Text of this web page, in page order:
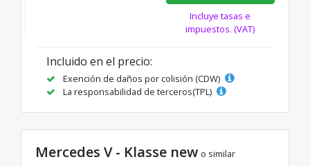
Incluye tasas e
impuestos. (VAT)
Incluido en el precio:
Exención de daños por colisión (CDW)
La responsabilidad de terceros(TPL)
Mercedes V - Klasse new o similar